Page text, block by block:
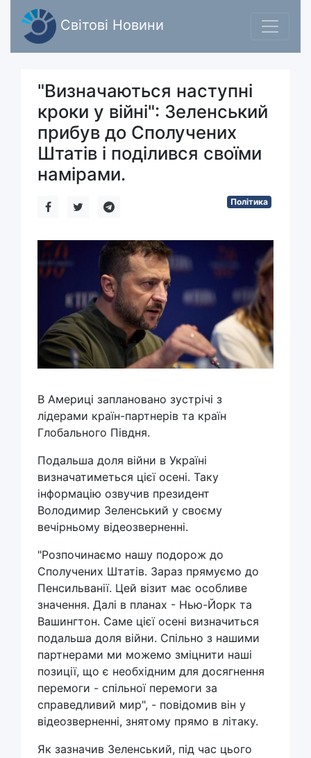
Світові Новини
"Визначаються наступні
кроки у війні": Зеленський
прибув до Сполучених
Штатів і поділився своїми
намірами.
Політика
В Америці заплановано зустрічі з
лідерами країн-партнерів та країн
Глобального Півдня.
Подальша доля війни в Україні
визначатиметься цієї осені. Таку
інформацію озвучив президент
Володимир Зеленський у своєму
вечірньому відеозверненні.
"Розпочинаємо нашу подорож до
Сполучених Штатів. Зараз прямуємо до
Пенсильванії. Цей візит має особливе
значення. Далі в планах - Нью-Йорк та
Вашингтон. Саме цієї осені визначиться
подальша доля війни. Спільно з нашими
партнерами ми можемо зміцнити наші
позиції, що є необхідним для досягнення
перемоги - спільної перемоги за
справедливий мир", - повідомив він у
відеозверненні, знятому прямо в літаку.
Як зазначив Зеленський, під час цього